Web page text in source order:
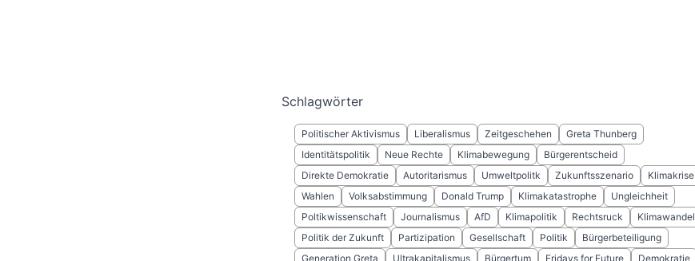
Schlagwörter
Politischer Aktivismus Liberalismus Zeitgeschehen
Greta Thunberg
Identitätspolitik
Neue Rechte Klimabewegung
Bürgerentscheid
Direkte Demokratie
Autoritarismus Umweltpolitk Zukunftsszenario
Klimakrise
Wahlen
Volksabstimmung Donald Trump Klimakatastrophe
Ungleichheit
Poltikwissenschaft
Journalismus AfD Klimapolitik Rechtsruck
Klimawandel
Politik der Zukunft
Partizipation Gesellschaft Politik
Bürgerbeteiligung
Generation Greta
Ultrakapitalismus Bürgertum Fridays for Future
Demokratie